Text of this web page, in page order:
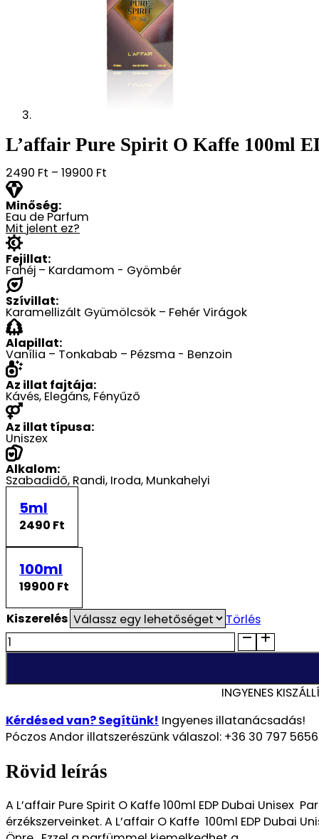
L’affair Pure Spirit O Kaffe 100ml
2490 Ft – 19900 Ft
Minőség:
Eau de Parfum
Mit jelent ez?
Fejillat:
Fahéj – Kardamom - Gyömbér
Szívillat:
Karamellizált Gyümölcsök – Fehér Virágok
Alapillat:
Vanília – Tonkabab – Pézsma - Benzoin
Az illat fajtája:
Kávés, Elegáns, Fényűző
Az illat típusa:
Uniszex
Alkalom:
Szabadidő, Randi, Iroda, Munkahelyi
5ml
2490 Ft
100ml
19900 Ft
Kiszerelés
Törlés
L'affair
Pure
O
100ml
EDP
Unisex
mennyiség
INGYENES
Kérdésed van? Segítünk! Ingyenes illatanácsadás!
Póczos Andor illatszerészünk válaszol: +36 30 797 5656
Rövid leírás
A L’affair Pure Spirit O Kaffe 100ml EDP Dubai
érzékszerveinket. A L’affair O Kaffe 100ml EDP